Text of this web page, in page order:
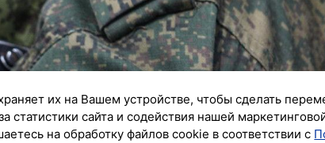
их на Вашем устройстве, чтобы сделать
статистики сайта и содействия нашей
на обработку файлов cookie в соответствии с